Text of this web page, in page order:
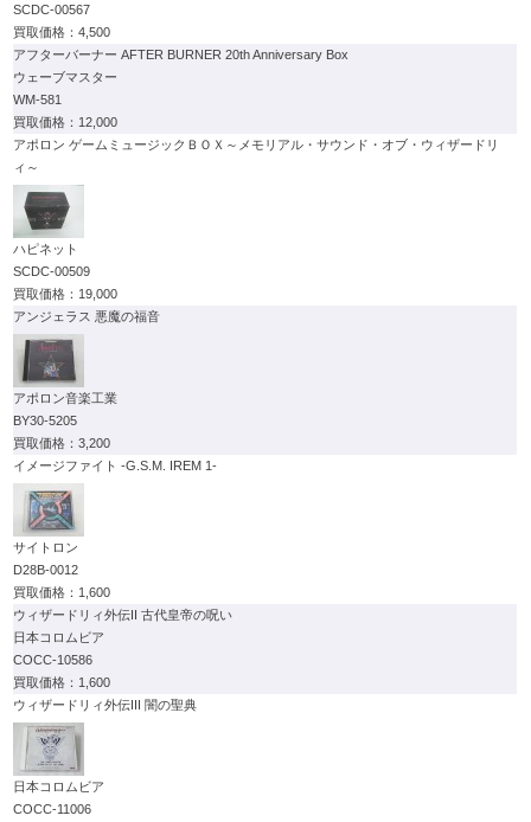
SCDC-00567
4,500
アフターバーナー AFTER BURNER 20th Anniversary Box
ウェーブマスター
WM-581
12,000
アポロン ゲームミュージックＢＯＸ～メモリアル・サウンド・オブ・ウィザードリ
ィ～
ハピネット
SCDC-00509
19,000
アンジェラス 悪魔の福音
アポロン音楽工業
BY30-5205
3,200
イメージファイト -G.S.M. IREM 1-
サイトロン
D28B-0012
1,600
ウィザードリィ外伝II 古代皇帝の呪い
日本コロムビア
COCC-10586
1,600
ウィザードリィ外伝III 闇の聖典
日本コロムビア
COCC-11006